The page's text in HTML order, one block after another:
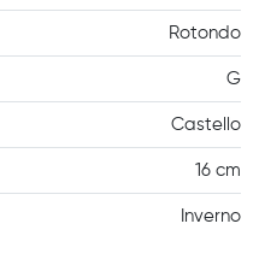
Rotondo
G
Castello
16 cm
Inverno